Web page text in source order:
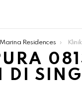
Residences Klinik
DI